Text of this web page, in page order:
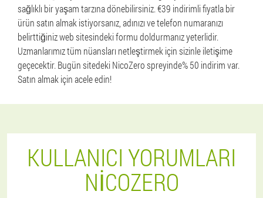
sağlıklı bir yaşam tarzına dönebilirsiniz. €39 indirimli fiyatla bir
ürün satın almak istiyorsanız, adınızı ve telefon numaranızı
belirttiğiniz web sitesindeki formu doldurmanız yeterlidir.
Uzmanlarımız tüm nüansları netleştirmek için sizinle iletişime
geçecektir. Bugün sitedeki NicoZero spreyinde% 50 indirim var.
Satın almak için acele edin!
KULLANICI YORUMLARI
NICOZERO